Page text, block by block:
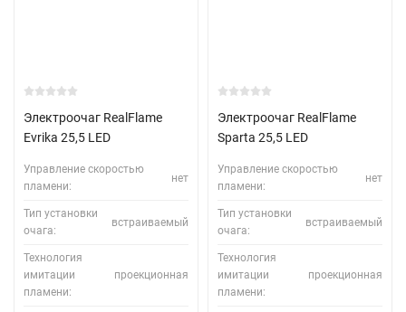
Электроочаг RealFlame
Evrika 25,5 LED
Управление скоростью
пламени:
нет
Тип установки
очага:
встраиваемый
Технология
имитации
пламени:
проекционная
Электроочаг RealFlame
Sparta 25,5 LED
Управление скоростью
пламени:
нет
Тип установки
очага:
встраиваемый
Технология
имитации
пламени:
проекционная